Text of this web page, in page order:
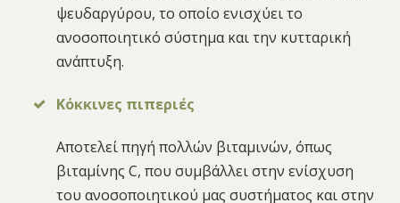
ψευδαργύρου, το οποίο ενισχύει το
ανοσοποιητικό σύστημα και την κυτταρική
ανάπτυξη.
Κόκκινες πιπεριές
Αποτελεί πηγή πολλών βιταμινών, όπως
βιταμίνης C, που συμβάλλει στην ενίσχυση
του ανοσοποιητικού μας συστήματος και στην